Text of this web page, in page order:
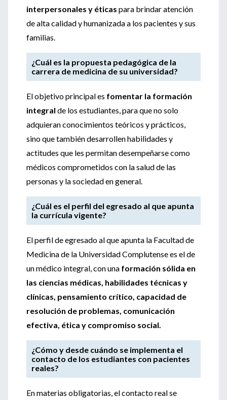
interpersonales y éticas para brindar atención
de alta calidad y humanizada a los pacientes y sus
familias.
¿Cuál es la propuesta pedagógica de la
carrera de medicina de su universidad?
El objetivo principal es fomentar la formación
integral de los estudiantes, para que no solo
adquieran conocimientos teóricos y prácticos,
sino que también desarrollen habilidades y
actitudes que les permitan desempeñarse como
médicos comprometidos con la salud de las
personas y la sociedad en general.
¿Cuál es el perfil del egresado al que apunta
la currícula vigente?
El perfil de egresado al que apunta la Facultad de
Medicina de la Universidad Complutense es el de
un médico integral, con una formación sólida en
las ciencias médicas, habilidades técnicas y
clínicas, pensamiento crítico, capacidad de
resolución de problemas, comunicación
efectiva, ética y compromiso social.
¿Cómo y desde cuándo se implementa el
contacto de los estudiantes con pacientes
reales?
En materias obligatorias, el contacto real se